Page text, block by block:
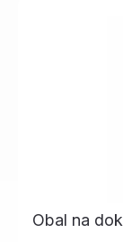
Obal na